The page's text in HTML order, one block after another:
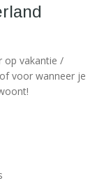
op vakantie /
voor wanneer je